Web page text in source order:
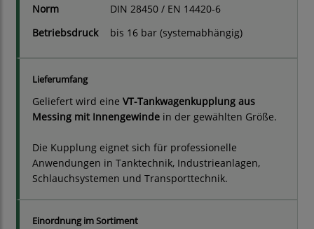
Norm
DIN 28450 / EN 14420-6
Betriebsdruck
bis 16 bar (systemabhängig)
Lieferumfang
Geliefert wird eine VT-Tankwagenkupplung aus
Messing mit Innengewinde in der gewählten Größe.
Die Kupplung eignet sich für professionelle
Anwendungen in Tanktechnik, Industrieanlagen,
Schlauchsystemen und Transporttechnik.
Einordnung im Sortiment